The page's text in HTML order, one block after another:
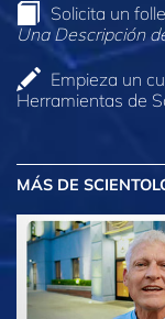
Solicita un
Una Descripción
Empieza un
Herramientas de
MÁS DE